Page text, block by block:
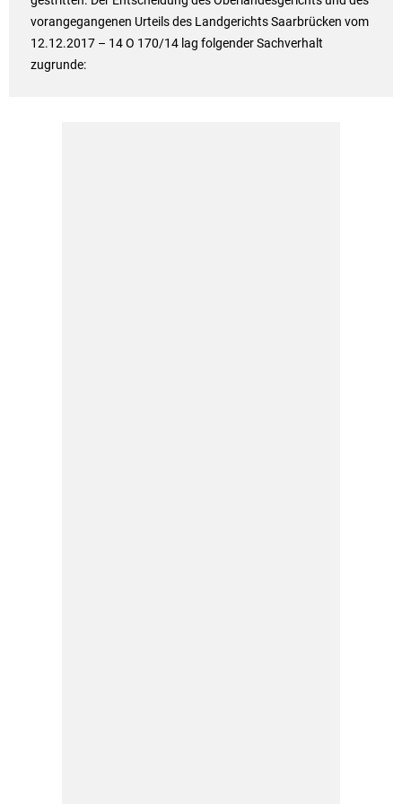
vorangegangenen Urteils des Landgerichts Saarbrücken vom
12.12.2017 – 14 O 170/14 lag folgender Sachverhalt
zugrunde: